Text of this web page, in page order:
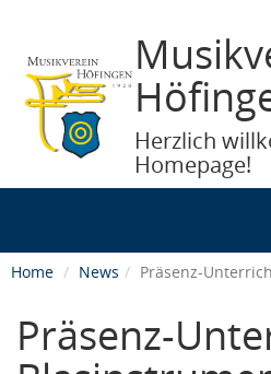
Herzlich
Homepage!
Home News Präsenz-
Präsenz-